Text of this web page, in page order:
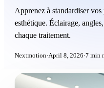
Nextmotion Consult
Agenda
Apprenez à standardiser
esthétique. Éclairage,
chaque traitement.
Nextmotion·April 8, 2026·7 min